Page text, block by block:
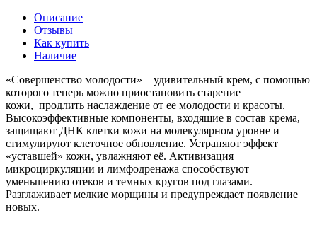
Описание
Отзывы
Как купить
Наличие
«Совершенство молодости» – удивительный крем, с помощью
которого теперь можно приостановить старение
кожи, продлить наслаждение от ее молодости и красоты.
Высокоэффективные компоненты, входящие в состав крема,
защищают ДНК клетки кожи на молекулярном уровне и
стимулируют клеточное обновление. Устраняют эффект
«уставшей» кожи, увлажняют её. Активизация
микроциркуляции и лимфодренажа способствуют
уменьшению отеков и темных кругов под глазами.
Разглаживает мелкие морщины и предупреждает появление
новых.